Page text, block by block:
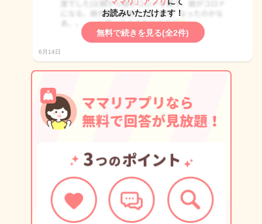
お読みいただけます！
無料で続きを見る(全2件)
6月14日